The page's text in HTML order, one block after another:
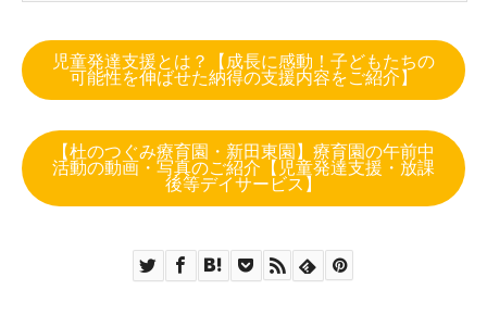
児童発達支援とは？【成長に感動！子どもたちの
可能性を伸ばせた納得の支援内容をご紹介】
【杜のつぐみ療育園・新田東園】療育園の午前中
活動の動画・写真のご紹介【児童発達支援・放課
後等デイサービス】